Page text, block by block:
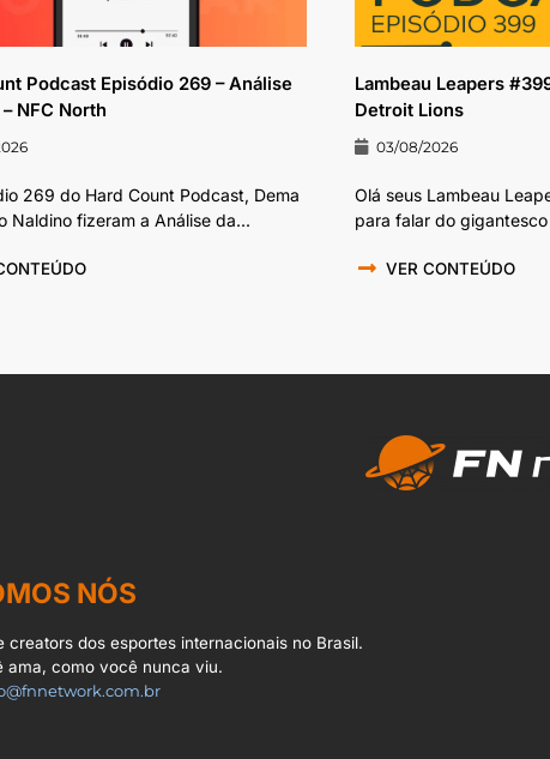
Podcast Episódio 269 – Análise
NFC North
269 do Hard Count Podcast, Dema
Naldino⁠⁠⁠⁠⁠⁠⁠⁠⁠⁠⁠⁠⁠⁠ fizeram a Análise da...
Lambeau Leapers
Detroit Lions
03/08/2026
Olá seus Lambeau
para falar do
VER CONTEÚDO
NÓS
creators dos esportes internacionais no Brasil.
ama, como você nunca viu.